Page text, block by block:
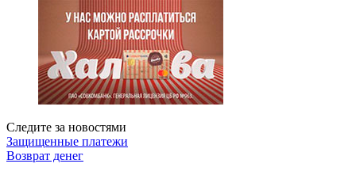
Следите за новостями
Защищенные платежи
Возврат денег